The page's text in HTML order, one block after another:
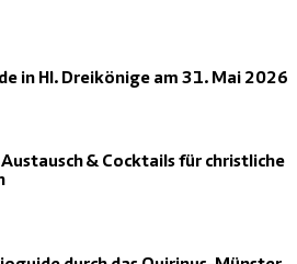
in Hl. Dreikönige am 31. Mai 2026
& Cocktails für christliche